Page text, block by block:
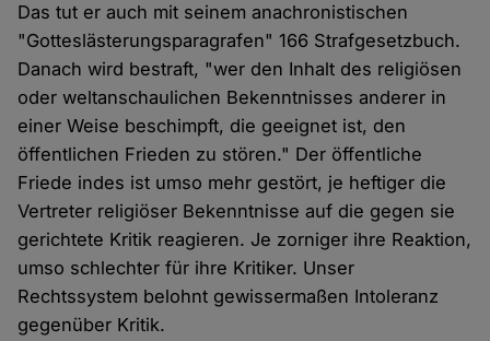
Das tut er auch mit seinem anachronistischen
"Gotteslästerungsparagrafen" 166 Strafgesetzbuch.
Danach wird bestraft, "wer den Inhalt des religiösen
oder weltanschaulichen Bekenntnisses anderer in
einer Weise beschimpft, die geeignet ist, den
öffentlichen Frieden zu stören." Der öffentliche
Friede indes ist umso mehr gestört, je heftiger die
Vertreter religiöser Bekenntnisse auf die gegen sie
gerichtete Kritik reagieren. Je zorniger ihre Reaktion,
umso schlechter für ihre Kritiker. Unser
Rechtssystem belohnt gewissermaßen Intoleranz
gegenüber Kritik.